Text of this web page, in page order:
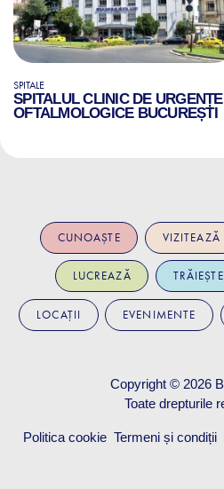
SPITALE
SPITALUL CLINIC DE URGENȚE
OFTALMOLOGICE BUCUREȘTI
CUNOAȘTE VIZITEAZĂ
LUCREAZĂ TRĂIEȘTE
LOCAȚII EVENIMENTE
Copyright © 2026
Toate drepturile
Politica cookie Termeni și condiții